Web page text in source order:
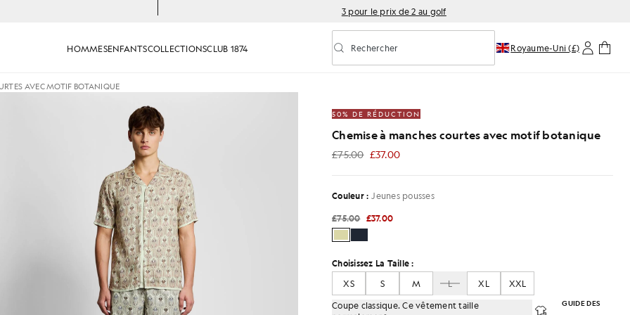
3 pour le prix de 2 au golf
HOMMESENFANTSCOLLECTIONSCLUB 1874 Activer/désactiver la recherche prédictive
Rechercher Royaume-Uni (£)
AVEC MOTIF BOTANIQUE
50% DE RÉDUCTION
Chemise à manches courtes avec motif botanique
£75.00 £37.00
£37.00
Couleur : Jeunes pousses
£75.00 £37.00
Choisissez La Taille :
XS
S M L XL
XXL
Coupe classique. Ce vêtement taille
GUIDE DES